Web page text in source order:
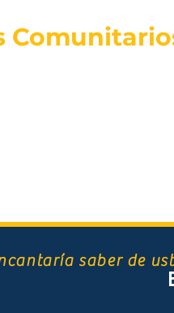
saber de